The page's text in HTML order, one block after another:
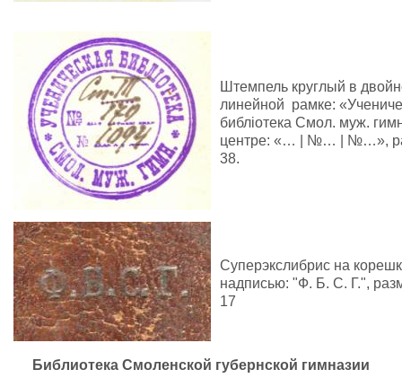
Штемпель круглый в
линейной рамке:
библiотека Смол. муж.
центре: «… | №… | №…»,
38.
Суперэкслибрис на
надписью: "Ф. Б. С. Г.",
17
Библиотека Смоленской губернской гимназии